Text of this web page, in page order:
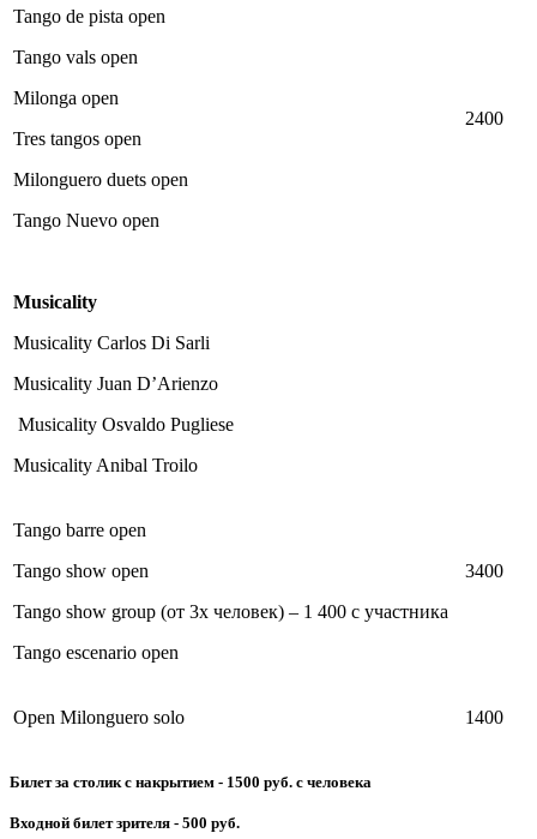
Tango de pista open
Tango vals open
Milonga open
Tres tangos open
Milonguero duets open
Tango Nuevo open
Musicality
Musicality Carlos Di Sarli
Musicality Juan D’Arienzo
Musicality Osvaldo Pugliese
Musicality Anibal Troilo
2400
Tango barre open
Tango show open
Tango show group (от 3х человек) – 1 400 с участника
Tango escenario open
3400
Open Milonguero solo 1400
Билет за столик с накрытием - 1500 руб. с человека
Входной билет зрителя - 500 руб.